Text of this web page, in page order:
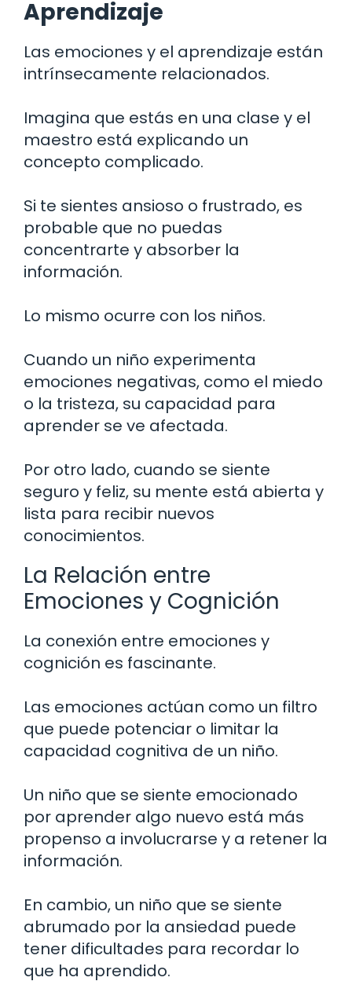
Aprendizaje
Las emociones y el aprendizaje están
intrínsecamente relacionados.
Imagina que estás en una clase y el
maestro está explicando un
concepto complicado.
Si te sientes ansioso o frustrado, es
probable que no puedas
concentrarte y absorber la
información.
Lo mismo ocurre con los niños.
Cuando un niño experimenta
emociones negativas, como el miedo
o la tristeza, su capacidad para
aprender se ve afectada.
Por otro lado, cuando se siente
seguro y feliz, su mente está abierta y
lista para recibir nuevos
conocimientos.
La Relación entre
Emociones y Cognición
La conexión entre emociones y
cognición es fascinante.
Las emociones actúan como un filtro
que puede potenciar o limitar la
capacidad cognitiva de un niño.
Un niño que se siente emocionado
por aprender algo nuevo está más
propenso a involucrarse y a retener la
información.
En cambio, un niño que se siente
abrumado por la ansiedad puede
tener dificultades para recordar lo
que ha aprendido.